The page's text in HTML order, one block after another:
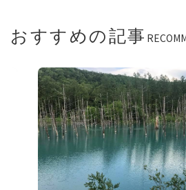
おすすめの記事